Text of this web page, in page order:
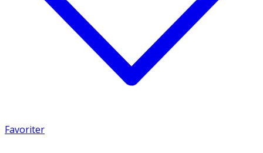
Favoriter